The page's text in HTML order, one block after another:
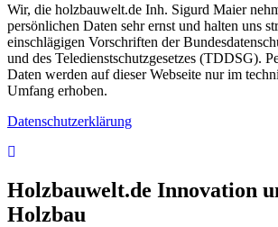
Wir, die holzbauwelt.de Inh. Sigurd Maier
persönlichen Daten sehr ernst und halten uns
einschlägigen Vorschriften der
und des Teledienstschutzgesetzes (TDDSG).
Daten werden auf dieser Webseite nur im
Umfang erhoben.
Datenschutzerklärung
Holzbauwelt.de Innovation
Holzbau